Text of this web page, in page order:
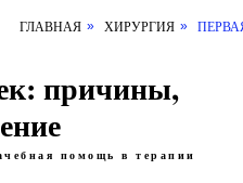
ГЛАВНАЯ » ХИРУРГИЯ »
причины,
помощь в терапии